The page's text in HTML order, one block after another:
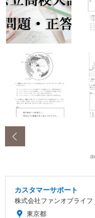
カスタマーサポート
株式会社ファンオブライフ
東京都